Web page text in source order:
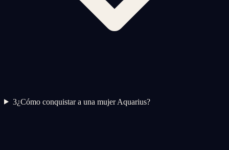
3¿Cómo conquistar a una mujer Aquarius?